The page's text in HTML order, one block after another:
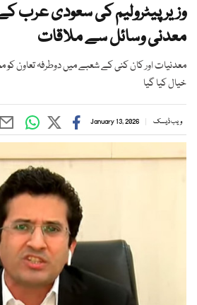
وزیر پیٹرولیم کی سعودی عرب
معدنی وسائل سے ملاقات
معدنیات اور کان کنی کے شعبے میں دوطرفہ تعاون کو
خیال کیا گیا
ویب ڈیسک January 13, 2026